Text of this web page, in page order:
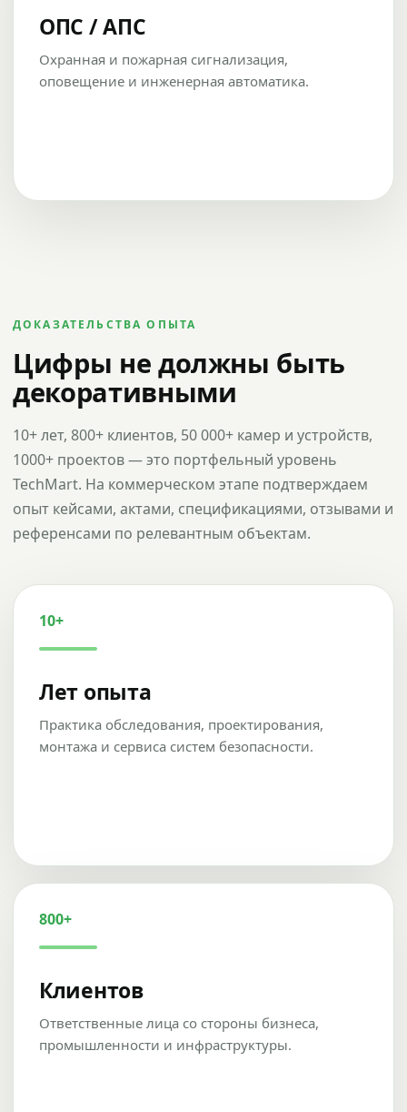
ОПС / АПС
Охранная и пожарная сигнализация,
оповещение и инженерная автоматика.
ДОКАЗАТЕЛЬСТВА ОПЫТА
Цифры не должны быть
декоративными
10+ лет, 800+ клиентов, 50 000+ камер и устройств,
1000+ проектов — это портфельный уровень
TechMart. На коммерческом этапе подтверждаем
опыт кейсами, актами, спецификациями, отзывами и
референсами по релевантным объектам.
10+
Лет опыта
Практика обследования, проектирования,
монтажа и сервиса систем безопасности.
800+
Клиентов
Ответственные лица со стороны бизнеса,
промышленности и инфраструктуры.